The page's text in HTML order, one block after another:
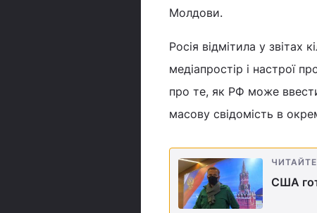
Молдови.
Росія відмітила у
медіапростір і настрої
про те, як РФ може
масову свідомість в
США